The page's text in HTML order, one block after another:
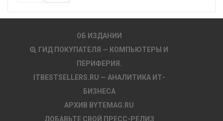
ОБ ИЗДАНИИ
ГИД ПОКУПАТЕЛЯ — КОМПЬЮТЕРЫ И
ПЕРИФЕРИЯ.
ITBESTSELLERS.RU — АНАЛИТИКА ИТ-
БИЗНЕСА
АРХИВ BYTEMAG.RU
ДОБАВЬТЕ СВОЙ ПРЕСС-РЕЛИЗ